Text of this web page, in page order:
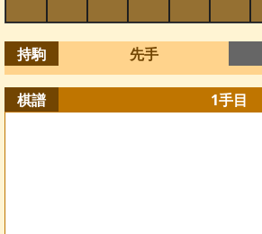
持駒 先手
棋譜 1手目